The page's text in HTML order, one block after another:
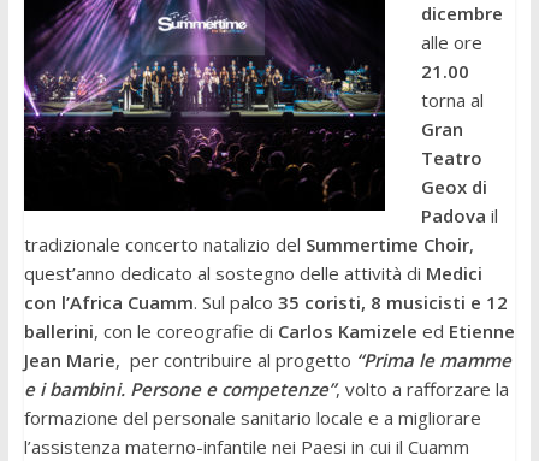
dicembre
alle ore
21.00
torna al
Gran
Teatro
Geox di
Padova il
tradizionale concerto natalizio del Summertime Choir,
quest’anno dedicato al sostegno delle attività di Medici
con l’Africa Cuamm. Sul palco 35 coristi, 8 musicisti e 12
ballerini, con le coreografie di Carlos Kamizele ed Etienne
Jean Marie, per contribuire al progetto “Prima le mamme
e i bambini. Persone e competenze”, volto a rafforzare la
formazione del personale sanitario locale e a migliorare
l’assistenza materno-infantile nei Paesi in cui il Cuamm